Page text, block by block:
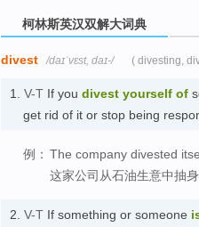
柯林斯英汉双解大词典
divest /daɪˈvɛst, daɪ-/ ( divesting,
1. V-T If you divest yourself of
get rid of it or stop being
例： The company divested
这家公司从石油生意中抽身
2. V-T If something or someone